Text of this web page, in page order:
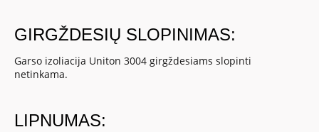
GIRGŽDESIŲ SLOPINIMAS:
Garso izoliacija Uniton 3004 girgždesiams slopinti
netinkama.
LIPNUMAS: